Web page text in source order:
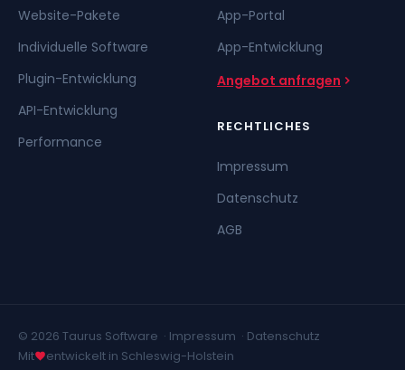
Website-Pakete
Individuelle Software
Plugin-Entwicklung
API-Entwicklung
Performance
App-Portal
App-Entwicklung
Angebot anfragen
RECHTLICHES
Impressum
Datenschutz
AGB
© 2026 Taurus Software · Impressum · Datenschutz
Mit
entwickelt in Schleswig-Holstein